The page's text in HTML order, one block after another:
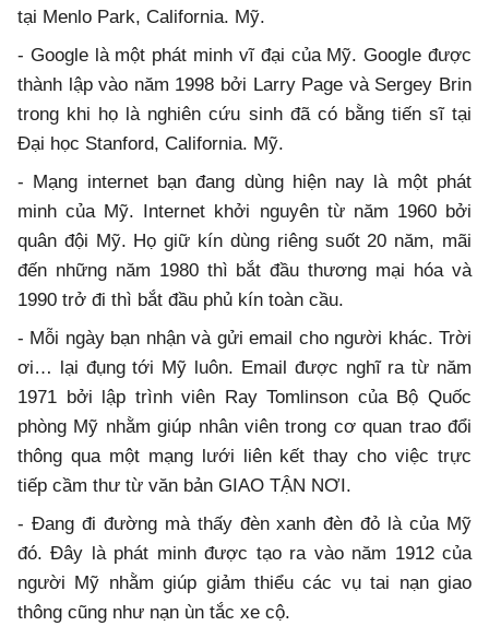
tại Menlo Park, California. Mỹ.
- Google là một phát minh vĩ đại của Mỹ. Google được
thành lập vào năm 1998 bởi Larry Page và Sergey Brin
trong khi họ là nghiên cứu sinh đã có bằng tiến sĩ tại
Đại học Stanford, California. Mỹ.
- Mạng internet bạn đang dùng hiện nay là một phát
minh của Mỹ. Internet khởi nguyên từ năm 1960 bởi
quân đội Mỹ. Họ giữ kín dùng riêng suốt 20 năm, mãi
đến những năm 1980 thì bắt đầu thương mại hóa và
1990 trở đi thì bắt đầu phủ kín toàn cầu.
- Mỗi ngày bạn nhận và gửi email cho người khác. Trời
ơi… lại đụng tới Mỹ luôn. Email được nghĩ ra từ năm
1971 bởi lập trình viên Ray Tomlinson của Bộ Quốc
phòng Mỹ nhằm giúp nhân viên trong cơ quan trao đổi
thông qua một mạng lưới liên kết thay cho việc trực
tiếp cầm thư từ văn bản GIAO TẬN NƠI.
- Đang đi đường mà thấy đèn xanh đèn đỏ là của Mỹ
đó. Đây là phát minh được tạo ra vào năm 1912 của
người Mỹ nhằm giúp giảm thiểu các vụ tai nạn giao
thông cũng như nạn ùn tắc xe cộ.